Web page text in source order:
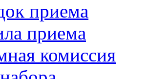
приема
приема
комиссия